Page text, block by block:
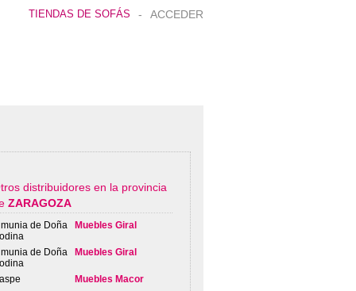
ACCEDER
-
TIENDAS DE SOFÁS
distribuidores en la provincia
ZARAGOZA
de Doña
Muebles Giral
de Doña
Muebles Giral
Muebles Macor